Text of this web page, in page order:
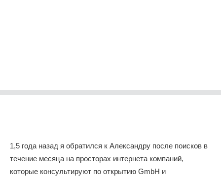
1,5 года назад я обратился к Александру после поисков в
течение месяца на просторах интернета компаний,
которые консультируют по открытию GmbH и